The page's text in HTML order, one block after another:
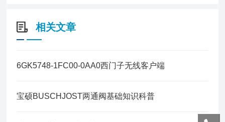
相关文章
6GK5748-1FC00-0AA0西门子无线客户端
宝硕BUSCHJOST两通阀基础知识科普